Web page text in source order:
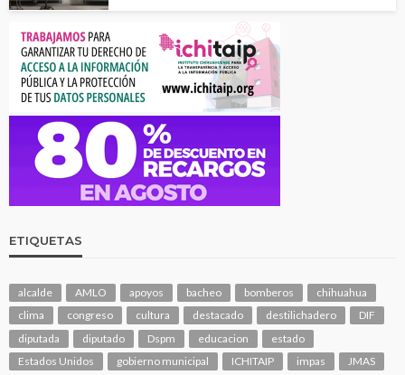
ETIQUETAS
alcalde AMLO apoyos bacheo bomberos
chihuahua
clima
congreso cultura destacado destilichadero
DIF
diputada
diputado Dspm educacion
estado
Estados Unidos
gobierno municipal ICHITAIP impas
JMAS